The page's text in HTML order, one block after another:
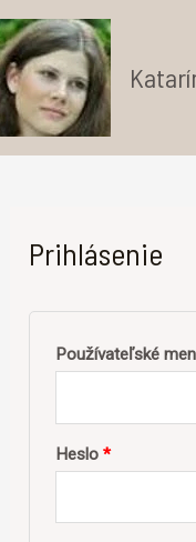
Preskočiť
na
obsah
Prihlásenie
Používateľské
Heslo*Povinné